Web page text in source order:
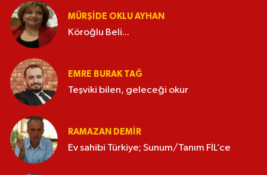
MÜRŞIDE OKLU AYHAN
Köroğlu Beli...
EMRE BURAK TAĞ
Teşviki bilen, geleceği okur
RAMAZAN DEMİR
Ev sahibi Türkiye; Sunum/Tanım FİL’ce